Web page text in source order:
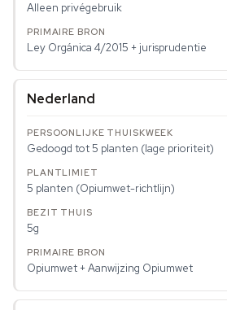
Alleen privégebruik
Ley Orgánica 4/2015 + jurisprudentie
Nederland
Gedoogd tot 5 planten (lage prioriteit)
5 planten (Opiumwet-richtlijn)
5g
Opiumwet + Aanwijzing Opiumwet